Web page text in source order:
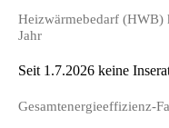
Heizwärmebedarf (HWB)
Jahr
Seit 1.7.2026 keine
Gesamtenergieeffizienz-